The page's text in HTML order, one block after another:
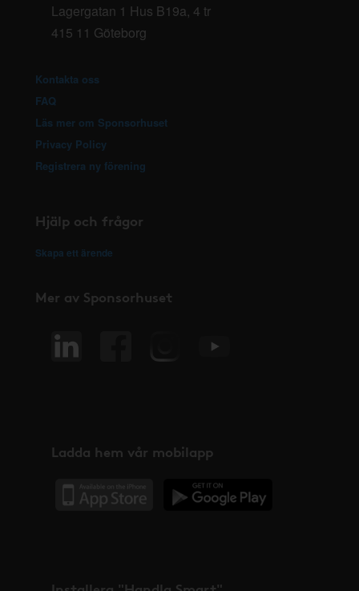
Lagergatan 1 Hus B19a, 4 tr
415 11 Göteborg
Kontakta oss
FAQ
Läs mer om Sponsorhuset
Privacy Policy
Registrera ny förening
Hjälp och frågor
Skapa ett ärende
Mer av Sponsorhuset
Ladda hem vår mobilapp